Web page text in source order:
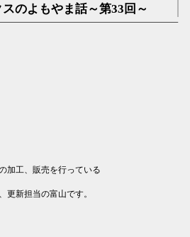
のよもやま話～第33回～
加工、販売を行っている
更新担当の富山です。